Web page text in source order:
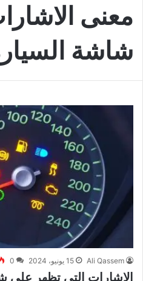
معنى
شاشة
Ali Qassem 15 يونيو، 2024 0